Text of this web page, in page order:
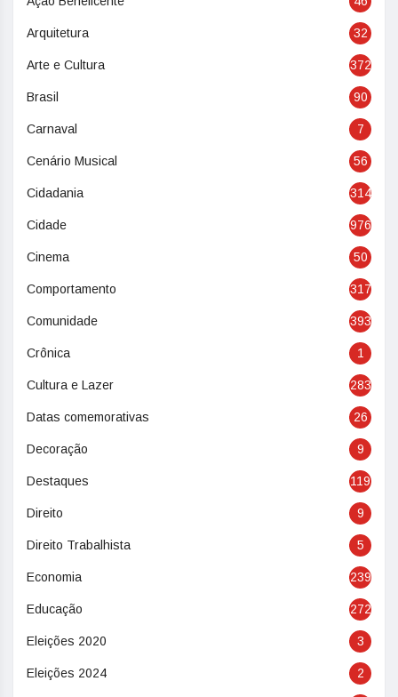
Arquitetura 32
Arte e Cultura 372
Brasil 90
Carnaval 7
Cenário Musical 56
Cidadania 314
Cidade 976
Cinema 50
Comportamento 317
Comunidade 393
Crônica 1
Cultura e Lazer 283
Datas comemorativas 26
Decoração 9
Destaques 119
Direito 9
Direito Trabalhista 5
Economia 239
Educação 272
Eleições 2020 3
Eleições 2024 2